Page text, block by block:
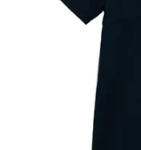
特定商取引法